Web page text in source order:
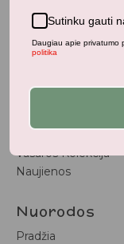
Parduotuvė
Aksesuarai
Apranga
Vasaros Kolekcija
Naujienos
Nuorodos
Pradžia
Sutinku gauti
Daugiau apie privatumo
politika